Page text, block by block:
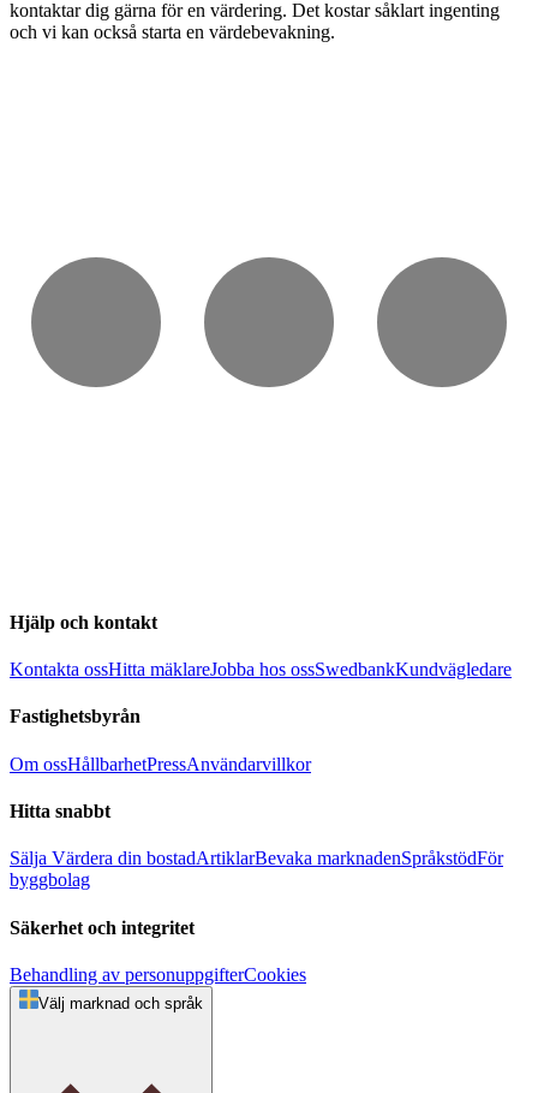
kontaktar dig gärna för en värdering. Det kostar såklart ingenting
och vi kan också starta en värdebevakning.
Hjälp och kontakt
Kontakta ossHitta mäklareJobba hos ossSwedbankKundvägledare
Fastighetsbyrån
Om ossHållbarhetPressAnvändarvillkor
Hitta snabbt
Sälja Värdera din bostadArtiklarBevaka marknadenSpråkstödFör
byggbolag
Säkerhet och integritet
Behandling av personuppgifterCookies
Välj marknad och språk